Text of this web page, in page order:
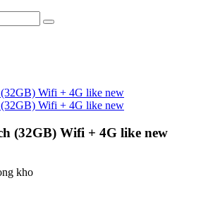
(32GB) Wifi + 4G like new
kho